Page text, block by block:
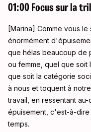
01:00 Focus sur la
[Marina] Comme vous
énormément
que hélas beaucoup de
ou femme, quel que
que soit la catégorie
à nous et toquent à
travail, en ressentant
épuisement, c'est-à-
temps.